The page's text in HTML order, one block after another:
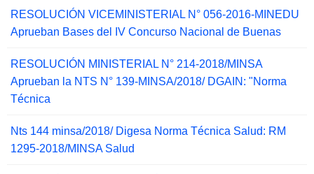
RESOLUCIÓN VICEMINISTERIAL N° 056-2016-MINEDU
Aprueban Bases del IV Concurso Nacional de Buenas
RESOLUCIÓN MINISTERIAL N° 214-2018/MINSA
Aprueban la NTS N° 139-MINSA/2018/ DGAIN: "Norma
Técnica
Nts 144 minsa/2018/ Digesa Norma Técnica Salud: RM
1295-2018/MINSA Salud